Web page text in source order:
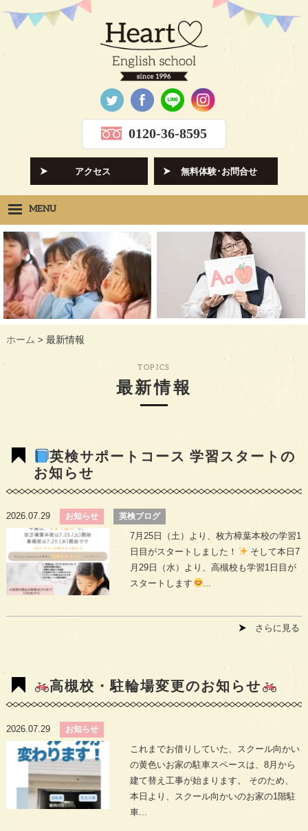
0120-36-8595
アクセス 無料体験･お問合せ
MENU
Heartの想い HOPE
クラス紹介 CLASS
先生紹介 INSTRUCTORS
ギャラリー GALLERY
ホーム > 最新情報
TOPICS
最新情報
英検サポートコース 学習スタートの
お知らせ
2026.07.29 お知らせ 英検ブログ
7月25日（土）より、枚方樟葉本校の学習1
日目がスタートしました！
そして本日7
月29日（水）より、高槻校も学習1日目が
スタートします
さらに見る
高槻校・駐輪場変更のお知らせ
2026.07.29 お知らせ
これまでお借りしていた、スクール向かい
の黄色いお家の駐車スペースは、8月から
建て替え工事が始まります。 そのため、
本日より、スクール向かいのお家の1階駐
車...